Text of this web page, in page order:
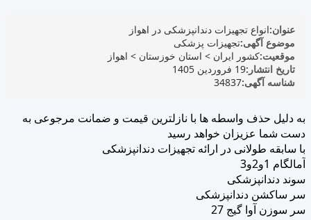
عنوان:انواع تجهیزات دندانپزشکی در اهواز
موضوع آگهی:تجهیزات پزشکی
موقعیت:کشور ایران > استان خوزستان > اهواز
تاریخ انتشار:19 فروردین 1405
شناسه آگهی:34837
به دلیل حذف واسطه ها با نازلترین قیمت و ضمانت مرجوعی به
دست شما عزیزان خواهد رسید
با سابقه طولانی در ارائه تجهیزات دندانپزشکی
آمالگام 1و2و3
سوند دندانپزشکی
سر ساکشن دندانپزشکی
سر سوزن آوا گیج 27